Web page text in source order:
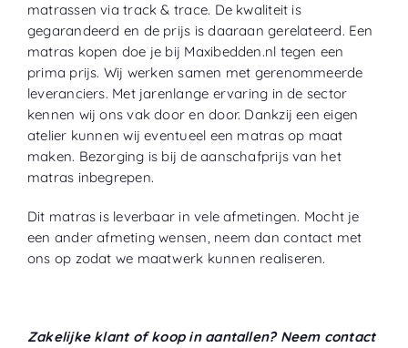
matrassen via track & trace. De kwaliteit is
gegarandeerd en de prijs is daaraan gerelateerd. Een
matras kopen doe je bij Maxibedden.nl tegen een
prima prijs. Wij werken samen met gerenommeerde
leveranciers. Met jarenlange ervaring in de sector
kennen wij ons vak door en door. Dankzij een eigen
atelier kunnen wij eventueel een matras op maat
maken. Bezorging is bij de aanschafprijs van het
matras inbegrepen.
Dit matras is leverbaar in vele afmetingen. Mocht je
een ander afmeting wensen, neem dan contact met
ons op zodat we maatwerk kunnen realiseren.
Zakelijke klant of koop in aantallen? Neem contact